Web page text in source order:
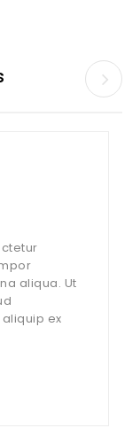
aliqua. Ut
ex